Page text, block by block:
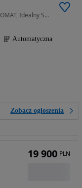
1197 cm3 • 83 KM • 2023r, Niski Przebieg, AUTOMAT, Idealny STAN!!!
Automatyczna
Zobacz ogłoszenia
19 900 PLN